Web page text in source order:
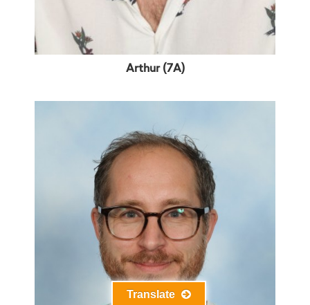
Arthur (7A)
Translate